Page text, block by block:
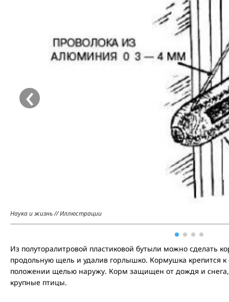
Наука и жизнь // Иллюстрации
‹
Из полуторалитровой пластиковой бутыли можно сделать
продольную щель и удалив горлышко. Кормушка крепится
положении щелью наружу. Корм защищен от дождя и снега,
крупные птицы.